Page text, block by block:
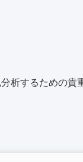
析するための貴